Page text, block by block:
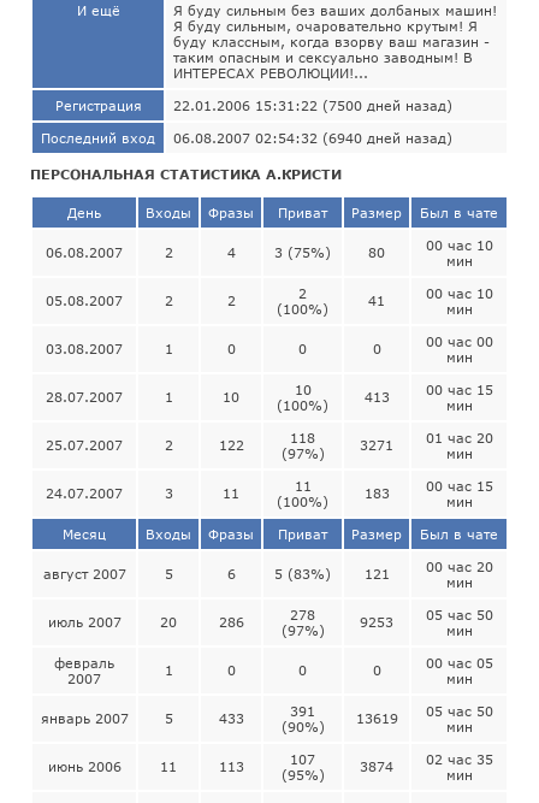
И ещё
Я буду сильным без ваших долбаных машин!
Я буду сильным, очаровательно крутым! Я
буду классным, когда взорву ваш магазин -
таким опасным и сексуально заводным! В
ИНТЕРЕСАХ РЕВОЛЮЦИИ!...
Регистрация 22.01.2006 15:31:22 (7500 дней назад)
Последний вход 06.08.2007 02:54:32 (6940 дней назад)
ПЕРСОНАЛЬНАЯ СТАТИСТИКА А.КРИСТИ
День Входы Фразы Приват Размер Был в чате
06.08.2007 2 4 3 (75%) 80
00 час 10
мин
05.08.2007 2 2
2
(100%)
41
00 час 10
мин
03.08.2007 1 0 0 0
00 час 00
мин
28.07.2007 1 10
10
(100%)
413
00 час 15
мин
25.07.2007 2 122
118
(97%)
3271
01 час 20
мин
24.07.2007 3 11
11
(100%)
183
00 час 15
мин
Месяц Входы Фразы Приват Размер Был в чате
август 2007 5 6 5 (83%) 121
00 час 20
мин
июль 2007 20 286
278
(97%)
9253
05 час 50
мин
февраль
2007
1 0 0 0
00 час 05
мин
январь 2007 5 433
391
(90%)
13619
05 час 50
мин
июнь 2006 11 113
107
(95%)
3874
02 час 35
мин